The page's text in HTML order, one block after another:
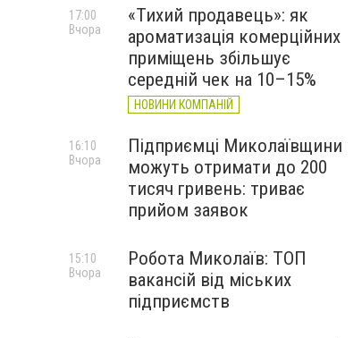
«Тихий продавець»: як
ароматизація комерційних
приміщень збільшує
середній чек на 10–15%
НОВИНИ КОМПАНІЙ
17:00
Вчора
Підприємці Миколаївщини
можуть отримати до 200
тисяч гривень: триває
прийом заявок
16:10
Вчора
Робота Миколаїв: ТОП
вакансій від міських
підприємств
15:10
Вчора